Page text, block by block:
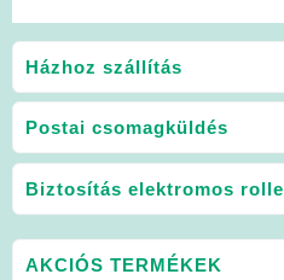
Házhoz szállítás
Postai csomagküldés
Biztosítás elektromos
AKCIÓS TERMÉKEK